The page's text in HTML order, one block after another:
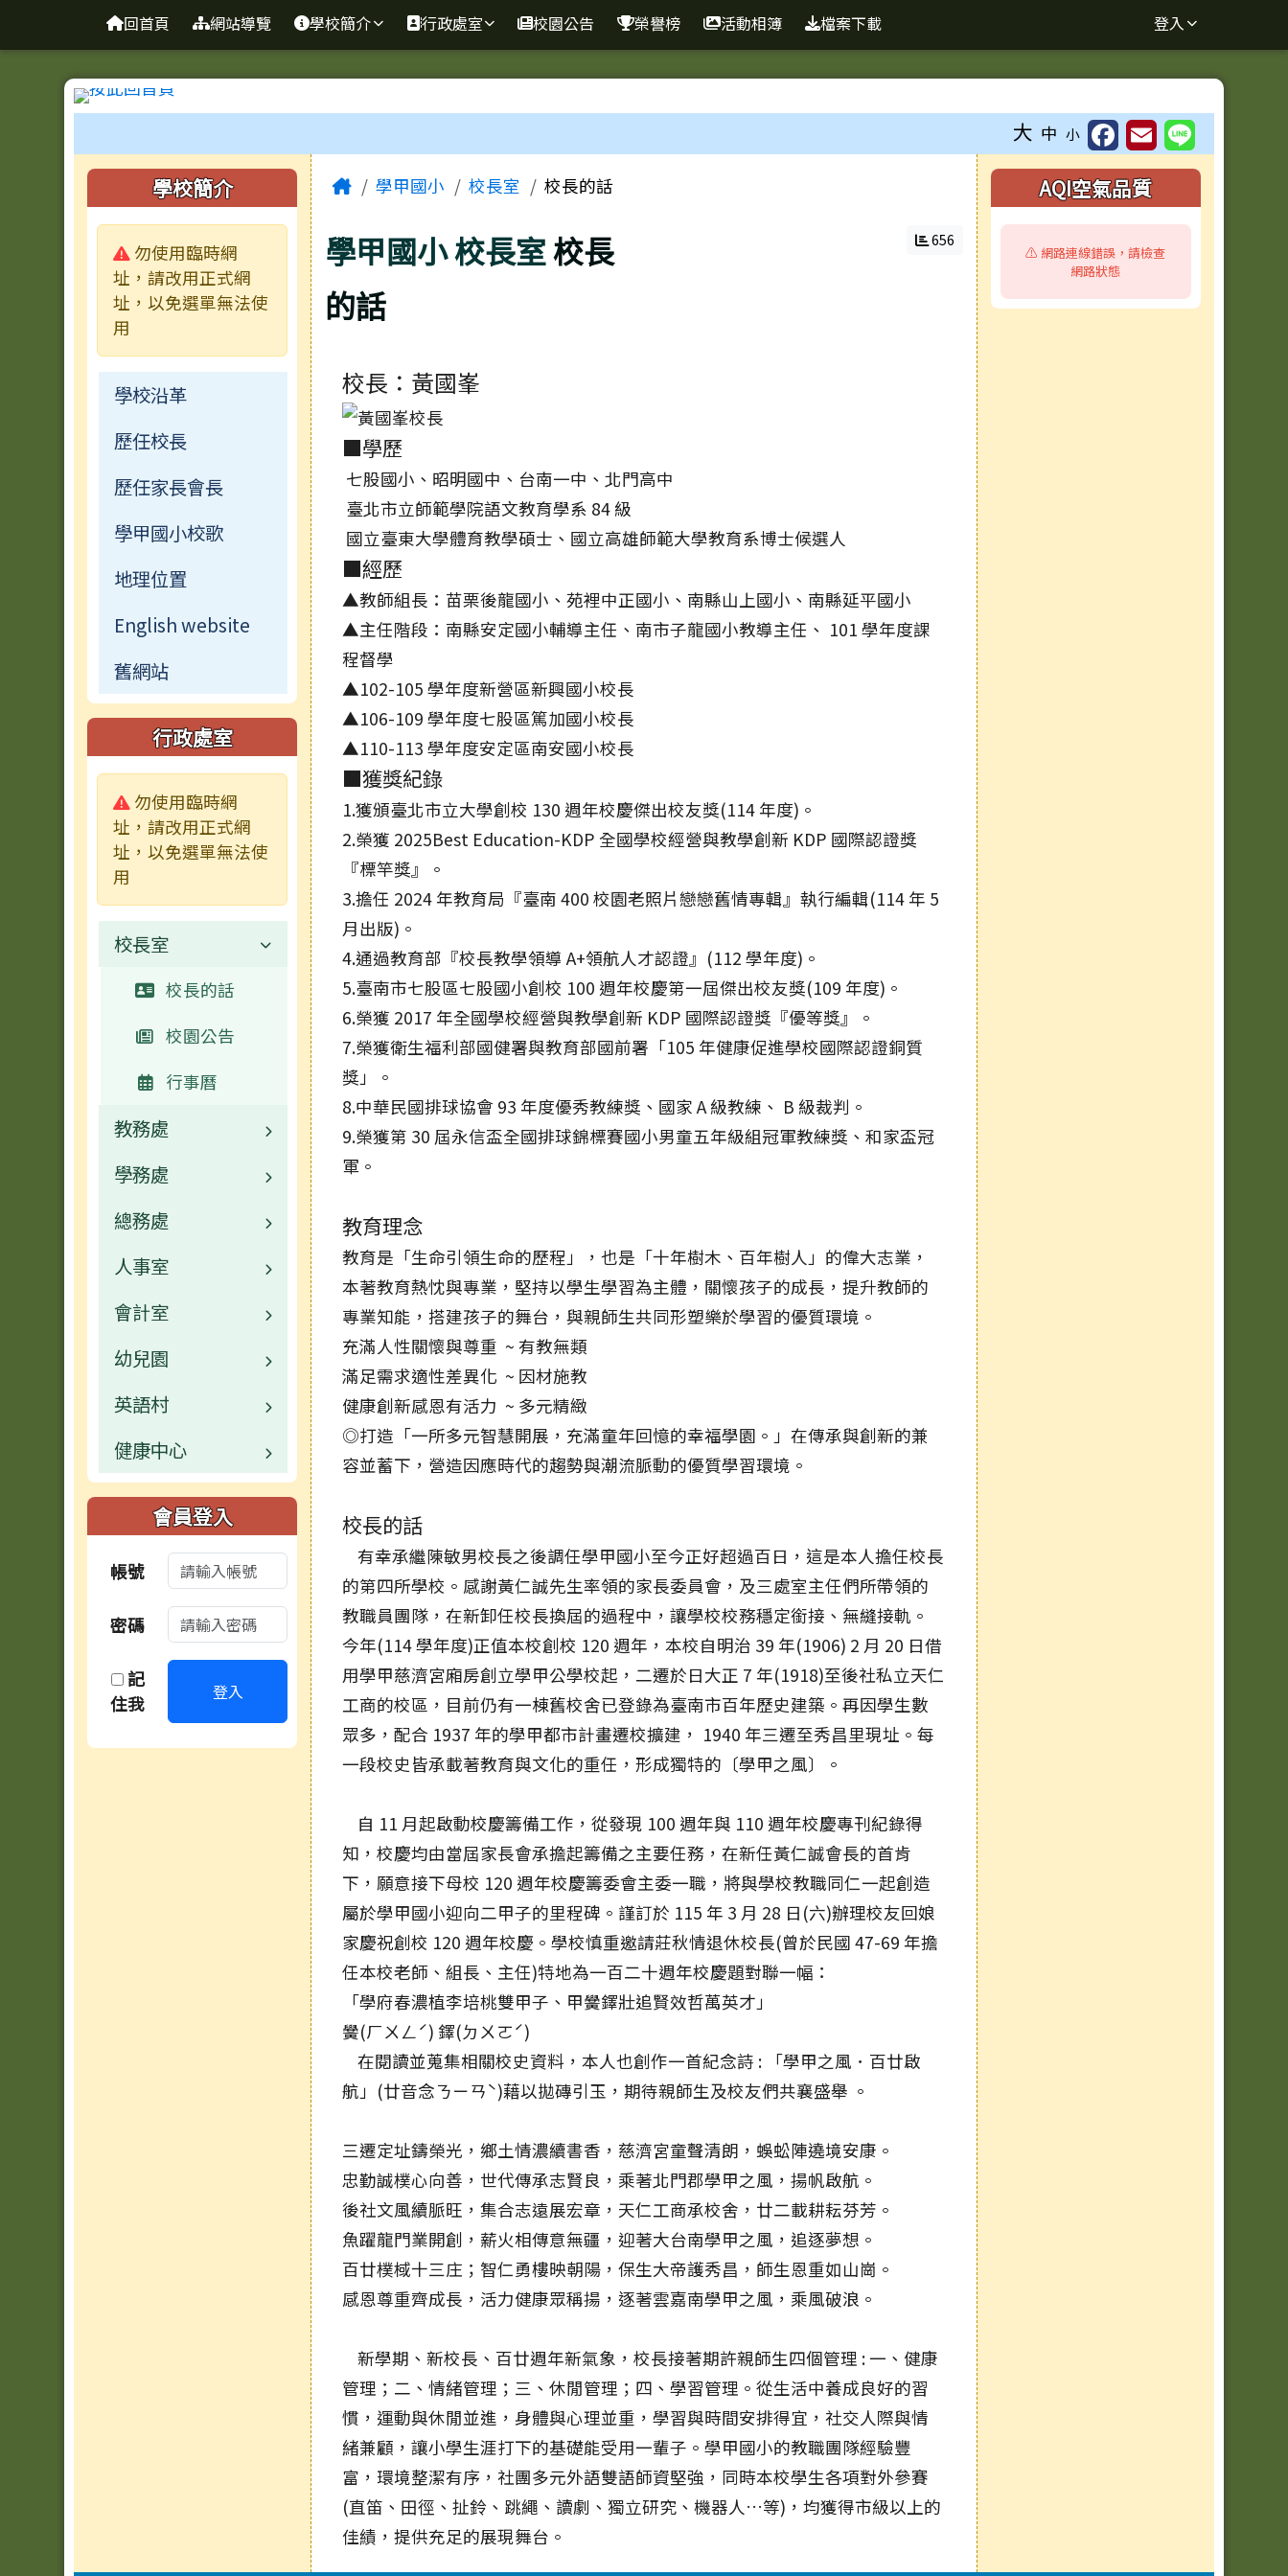
臺南市學甲區學甲國小全球資訊網
回首頁 網站導覽 學校簡介 行政處室 校園公告 榮譽榜 活動相簿 檔案下載 登入
大 中 小
左邊區域內容
學校簡介
警告:
勿使用臨時網
址，請改用正式網
址，以免選單無法使
用
學校沿革
歷任校長
歷任家長會長
學甲國小校歌
地理位置
English website
舊網站
行政處室
警告:
勿使用臨時網
址，請改用正式網
址，以免選單無法使
用
校長室
校長的話
校園公告
行事曆
教務處
業務職掌
校園公告
常用連結
活動相簿
榮譽榜
行事曆
檔案下載
學務處
業務職掌
校園公告
常用連結
活動相簿
榮譽榜
行事曆
檔案下載
總務處
業務職掌
校園公告
常用連結
活動相簿
榮譽榜
行事曆
檔案下載
人事室
業務職掌
校園公告
常用連結
活動相簿
榮譽榜
行事曆
檔案下載
會計室
業務職掌
校園公告
常用連結
行事曆
檔案下載
幼兒園
校園公告
業務職掌
常用連結
檔案下載
行事曆
英語村
校園公告
業務職掌
活動相簿
行事曆
健康中心
校園公告
業務職掌
行事曆
會員登入
帳號
密碼
記
住我
登入
主內容區域
Home學甲國小 校長室 校長的話
學甲國小校長室校長
的話
656
校長：黃國峯
■學歷
七股國小、昭明國中、台南一中、北門高中
臺北市立師範學院語文教育學系 84 級
國立臺東大學體育教學碩士、國立高雄師範大學教育系博士候選人
■經歷
▲教師組長：苗栗後龍國小、苑裡中正國小、南縣山上國小、南縣延平國小
▲主任階段：南縣安定國小輔導主任、南市子龍國小教導主任、 101 學年度課
程督學
▲102-105 學年度新營區新興國小校長
▲106-109 學年度七股區篤加國小校長
▲110-113 學年度安定區南安國小校長
■獲獎紀錄
1.獲頒臺北市立大學創校 130 週年校慶傑出校友獎(114 年度)。
2.榮獲 2025Best Education-KDP 全國學校經營與教學創新 KDP 國際認證獎
『標竿獎』。
3.擔任 2024 年教育局『臺南 400 校園老照片戀戀舊情專輯』執行編輯(114 年 5
月出版)。
4.通過教育部『校長教學領導 A+領航人才認證』(112 學年度)。
5.臺南市七股區七股國小創校 100 週年校慶第一屆傑出校友獎(109 年度)。
6.榮獲 2017 年全國學校經營與教學創新 KDP 國際認證獎『優等獎』。
7.榮獲衛生福利部國健署與教育部國前署「105 年健康促進學校國際認證銅質
獎」。
8.中華民國排球協會 93 年度優秀教練獎、國家 A 級教練、 B 級裁判。
9.榮獲第 30 屆永信盃全國排球錦標賽國小男童五年級組冠軍教練獎、和家盃冠
軍。
教育理念
教育是「生命引領生命的歷程」，也是「十年樹木、百年樹人」的偉大志業，
本著教育熱忱與專業，堅持以學生學習為主體，關懷孩子的成長，提升教師的
專業知能，搭建孩子的舞台，與親師生共同形塑樂於學習的優質環境。
充滿人性關懷與尊重 ~ 有教無類
滿足需求適性差異化 ~ 因材施教
健康創新感恩有活力 ~ 多元精緻
◎打造「一所多元智慧開展，充滿童年回憶的幸福學園。」在傳承與創新的兼
容並蓄下，營造因應時代的趨勢與潮流脈動的優質學習環境。
校長的話
有幸承繼陳敏男校長之後調任學甲國小至今正好超過百日，這是本人擔任校長
的第四所學校。感謝黃仁誠先生率領的家長委員會，及三處室主任們所帶領的
教職員團隊，在新卸任校長換屆的過程中，讓學校校務穩定銜接、無縫接軌。
今年(114 學年度)正值本校創校 120 週年，本校自明治 39 年(1906) 2 月 20 日借
用學甲慈濟宮廂房創立學甲公學校起，二遷於日大正 7 年(1918)至後社私立天仁
工商的校區，目前仍有一棟舊校舍已登錄為臺南市百年歷史建築。再因學生數
眾多，配合 1937 年的學甲都市計畫遷校擴建， 1940 年三遷至秀昌里現址。每
一段校史皆承載著教育與文化的重任，形成獨特的〔學甲之風〕。
自 11 月起啟動校慶籌備工作，從發現 100 週年與 110 週年校慶專刊紀錄得
知，校慶均由當屆家長會承擔起籌備之主要任務，在新任黃仁誠會長的首肯
下，願意接下母校 120 週年校慶籌委會主委一職，將與學校教職同仁一起創造
屬於學甲國小迎向二甲子的里程碑。謹訂於 115 年 3 月 28 日(六)辦理校友回娘
家慶祝創校 120 週年校慶。學校慎重邀請莊秋情退休校長(曾於民國 47-69 年擔
任本校老師、組長、主任)特地為一百二十週年校慶題對聯一幅：
「學府春濃植李培桃雙甲子、甲黌鐸壯追賢效哲萬英才」
黌(ㄏㄨㄥˊ) 鐸(ㄉㄨㄛˊ)
在閱讀並蒐集相關校史資料，本人也創作一首紀念詩 : 「學甲之風．百廿啟
航」(廿音念ㄋㄧㄢˋ)藉以拋磚引玉，期待親師生及校友們共襄盛舉 。
三遷定址鑄榮光，鄉土情濃續書香，慈濟宮童聲清朗，蜈蚣陣遶境安康。
忠勤誠樸心向善，世代傳承志賢良，乘著北門郡學甲之風，揚帆啟航。
後社文風續脈旺，集合志遠展宏章，天仁工商承校舍，廿二載耕耘芬芳。
魚躍龍門業開創，薪火相傳意無疆，迎著大台南學甲之風，追逐夢想。
百廿樸棫十三庄；智仁勇樓映朝陽，保生大帝護秀昌，師生恩重如山崗。
感恩尊重齊成長，活力健康眾稱揚，逐著雲嘉南學甲之風，乘風破浪。
新學期、新校長、百廿週年新氣象，校長接著期許親師生四個管理 : 一、健康
管理；二、情緒管理；三、休閒管理；四、學習管理。從生活中養成良好的習
慣，運動與休閒並進，身體與心理並重，學習與時間安排得宜，社交人際與情
緒兼顧，讓小學生涯打下的基礎能受用一輩子。學甲國小的教職團隊經驗豐
富，環境整潔有序，社團多元外語雙語師資堅強，同時本校學生各項對外參賽
(直笛、田徑、扯鈴、跳繩、讀劇、獨立研究、機器人…等)，均獲得市級以上的
佳績，提供充足的展現舞台。
右邊區域內容
AQI空氣品質
⚠️ 網路連線錯誤，請檢查
網路狀態
頁尾區域